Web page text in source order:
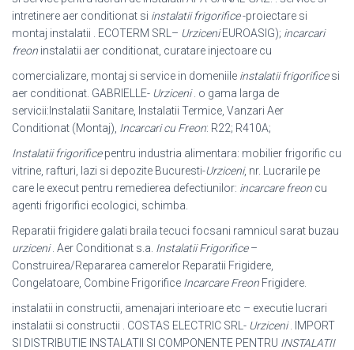
intretinere aer conditionat si instalatii frigorifice-proiectare si
montaj instalatii . ECOTERM SRL – UrziceniEUROASIG); incarcari
freon instalatii aer conditionat, curatare injectoare cu
comercializare, montaj si service in domeniile instalatii frigorificesi
aer conditionat. GABRIELLE- Urziceni. o gama larga de
servicii:Instalatii Sanitare, Instalatii Termice, Vanzari Aer
Conditionat (Montaj), Incarcari cu Freon: R22; R410A;
Instalatii frigorificepentru industria alimentara: mobilier frigorific cu
vitrine, rafturi, lazi si depozite Bucuresti-Urziceni, nr. Lucrarile pe
care le execut pentru remedierea defectiunilor: incarcare freon cu
agenti frigorifici ecologici, schimba.
Reparatii frigidere galati braila tecuci focsani ramnicul sarat buzau
urziceni. Aer Conditionat s.a. Instalatii Frigorifice–
Construirea/Repararea camerelor Reparatii Frigidere,
Congelatoare, Combine Frigorifice Incarcare Freon Frigidere.
instalatii in constructii, amenajari interioare etc – executie lucrari
instalatii si constructii . COSTAS ELECTRIC SRL- Urziceni. IMPORT
SI DISTRIBUTIE INSTALATII SI COMPONENTE PENTRU INSTALATII